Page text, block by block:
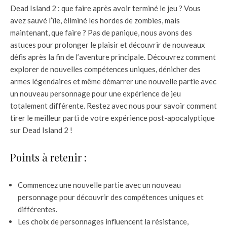
Dead Island 2 : que faire après avoir terminé le jeu ? Vous
avez sauvé l’île, éliminé les hordes de zombies, mais
maintenant, que faire ? Pas de panique, nous avons des
astuces pour prolonger le plaisir et découvrir de nouveaux
défis après la fin de l’aventure principale. Découvrez comment
explorer de nouvelles compétences uniques, dénicher des
armes légendaires et même démarrer une nouvelle partie avec
un nouveau personnage pour une expérience de jeu
totalement différente. Restez avec nous pour savoir comment
tirer le meilleur parti de votre expérience post-apocalyptique
sur Dead Island 2 !
Points à retenir :
Commencez une nouvelle partie avec un nouveau
personnage pour découvrir des compétences uniques et
différentes.
Les choix de personnages influencent la résistance,